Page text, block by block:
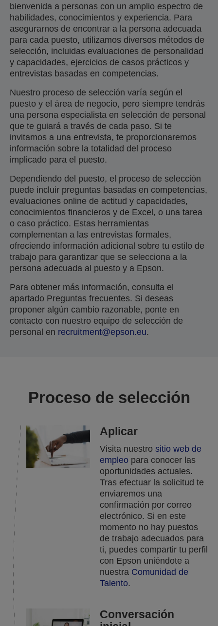
bienvenida a personas con un amplio espectro de
habilidades, conocimientos y experiencia. Para
asegurarnos de encontrar a la persona adecuada
para cada puesto, utilizamos diversos métodos de
selección, incluidas evaluaciones de personalidad
y capacidades, ejercicios de casos prácticos y
entrevistas basadas en competencias.
Nuestro proceso de selección varía según el
puesto y el área de negocio, pero siempre tendrás
una persona especialista en selección de personal
que te guiará a través de cada paso. Si te
invitamos a una entrevista, te proporcionaremos
información sobre la totalidad del proceso
implicado para el puesto.
Dependiendo del puesto, el proceso de selección
puede incluir preguntas basadas en competencias,
evaluaciones online de actitud y capacidades,
conocimientos financieros y de Excel, o una tarea
o caso práctico. Estas herramientas
complementan a las entrevistas formales,
ofreciendo información adicional sobre tu estilo de
trabajo para garantizar que se selecciona a la
persona adecuada al puesto y a Epson.
Para obtener más información, consulta el
apartado Preguntas frecuentes. Si deseas
proponer algún cambio razonable, ponte en
contacto con nuestro equipo de selección de
personal en recruitment@epson.eu.
Proceso de selección
Aplicar
Visita nuestro sitio web de
empleo para conocer las
oportunidades actuales.
Tras efectuar la solicitud te
enviaremos una
confirmación por correo
electrónico. Si en este
momento no hay puestos
de trabajo adecuados para
ti, puedes compartir tu perfil
con Epson uniéndote a
nuestra Comunidad de
Talento.
Conversación